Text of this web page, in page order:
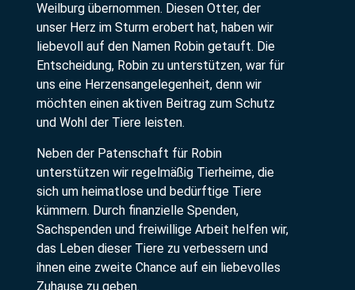
Weilburg übernommen. Diesen Otter, der
unser Herz im Sturm erobert hat, haben wir
liebevoll auf den Namen Robin getauft. Die
Entscheidung, Robin zu unterstützen, war für
uns eine Herzensangelegenheit, denn wir
möchten einen aktiven Beitrag zum Schutz
und Wohl der Tiere leisten.
Neben der Patenschaft für Robin
unterstützen wir regelmäßig Tierheime, die
sich um heimatlose und bedürftige Tiere
kümmern. Durch finanzielle Spenden,
Sachspenden und freiwillige Arbeit helfen wir,
das Leben dieser Tiere zu verbessern und
ihnen eine zweite Chance auf ein liebevolles
Zuhause zu geben.